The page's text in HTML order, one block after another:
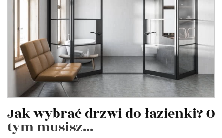
Jak wybrać drzwi do łazienki? O
tym musisz...